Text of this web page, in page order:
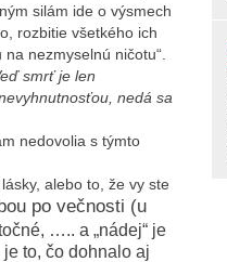
silám ide o výsmech
rozbitie všetkého ich
nezmyselnú ničotu“.
smrť je len
nedá sa
nedovolia s týmto
alebo to, že vy ste
po večnosti (u
….. a „nádej“ je
je to, čo dohnalo aj